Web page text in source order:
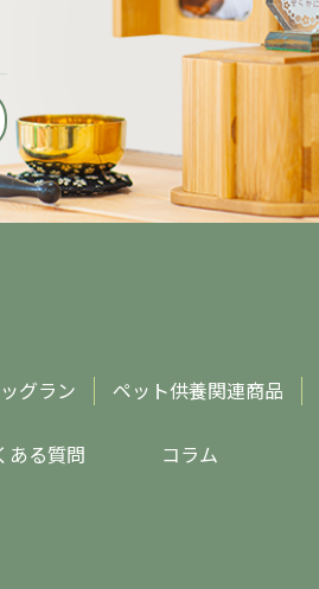
グラン ペット供養関連商品
ある質問 コラム